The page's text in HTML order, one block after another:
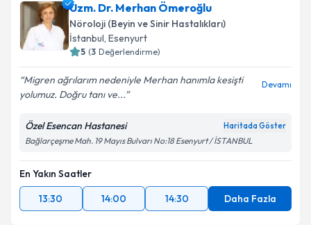
E-posta Adresiniz
Kişisel verilerimin işlenmesine ilişkinAydınlatma
Metni'ni okudum ve kişisel verilerimin belirtilen
Uzm. Dr. Merhan Ömeroğlu
Nöroloji (Beyin ve Sinir Hastalıkları)
İstanbul, Esenyurt
5 (3 Değerlendirme)
Migren ağrılarım nedeniyle Merhan hanımla kesişti
yolumuz. Doğru tanı ve...
Devamı
Özel Esencan Hastanesi Haritada Göster
Bağlarçeşme Mah. 19 Mayıs Bulvarı No:18 Esenyurt / İSTANBUL
En Yakın Saatler
13:30
14:00 14:30 Daha Fazla